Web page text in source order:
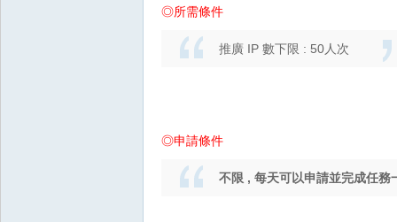
◎所需條件
推廣 IP 數下限 : 50人次
◎申請條件
不限 , 每天可以申請並完成任務